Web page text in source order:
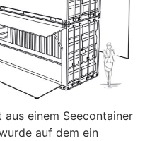
einem Seecontainer
auf dem ein